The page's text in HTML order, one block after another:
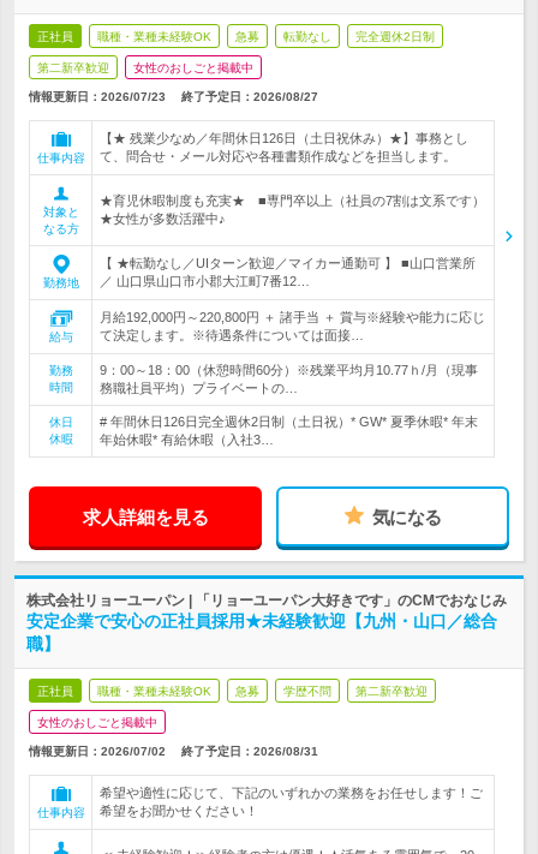
正社員 職種・業種未経験OK 急募 転勤なし 完全週休2日制
第二新卒歓迎 女性のおしごと掲載中
情報更新日：2026/07/23 終了予定日： 2026/08/27
仕事内容
【★ 残業少なめ／年間休日126日（土日祝休み）★】事務とし
て、問合せ・メール対応や各種書類作成などを担当します。
対象と
なる方
★育児休暇制度も充実★ ■専門卒以上（社員の7割は文系です）
★女性が多数活躍中♪
勤務地
【 ★転勤なし／UIターン歓迎／マイカー通勤可 】 ■山口営業所
／ 山口県山口市小郡大江町7番12…
給与
月給192,000円～220,800円 ＋ 諸手当 ＋ 賞与※経験や能力に応じ
て決定します。※待遇条件については面接…
勤務
時間
9：00～18：00（休憩時間60分）※残業平均月10.77ｈ/月（現事
務職社員平均）プライベートの…
休日
休暇
# 年間休日126日完全週休2日制（土日祝）* GW* 夏季休暇* 年末
年始休暇* 有給休暇（入社3…
求人詳細を見る 気になる
株式会社リョーユーパン | 「リョーユーパン大好きです」のCMでおなじみ
安定企業で安心の正社員採用★未経験歓迎【九州・山口／総合
職】
正社員 職種・業種未経験OK 急募 学歴不問 第二新卒歓迎
女性のおしごと掲載中
情報更新日：2026/07/02 終了予定日： 2026/08/31
仕事内容
希望や適性に応じて、下記のいずれかの業務をお任せします！ご
希望をお聞かせください！